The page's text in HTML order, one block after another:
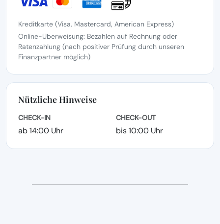
Kreditkarte (Visa, Mastercard, American Express)
Online-Überweisung: Bezahlen auf Rechnung oder
Ratenzahlung (nach positiver Prüfung durch unseren
Finanzpartner möglich)
Nützliche Hinweise
CHECK-IN
ab 14:00 Uhr
CHECK-OUT
bis 10:00 Uhr